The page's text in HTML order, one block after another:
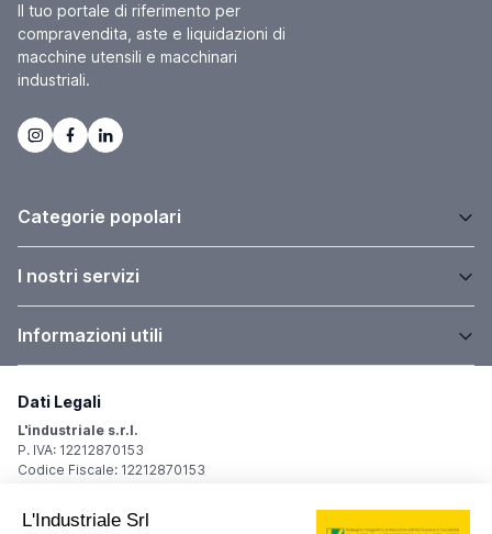
Il tuo portale di riferimento per
compravendita, aste e liquidazioni di
macchine utensili e macchinari
industriali.
Categorie popolari
I nostri servizi
Informazioni utili
Dati Legali
L'industriale s.r.l.
P. IVA: 12212870153
Codice Fiscale: 12212870153
Sede Legale